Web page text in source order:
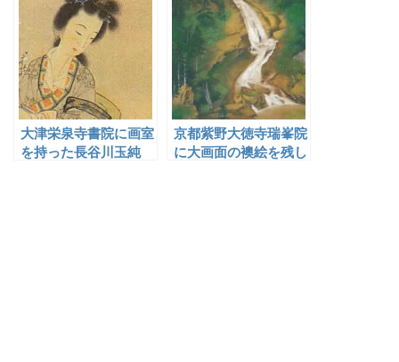
大津栄泉寺書院に画室
を持った長谷川玉純
京都紫野大徳寺瑞峯院
に大画面の襖絵を残し